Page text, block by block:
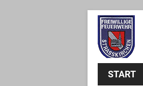
START